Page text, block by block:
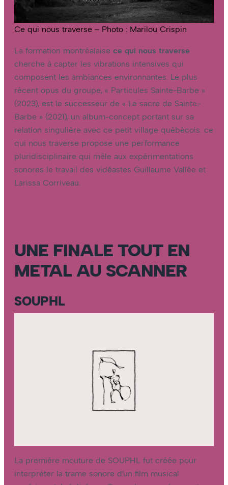
Ce qui nous traverse – Photo : Marilou Crispin
La formation montréalaise ce qui nous traverse
cherche à capter les vibrations intensives qui
composent les ambiances environnantes. Le plus
récent opus du groupe, « Particules Sainte-Barbe »
(2023), est le successeur de « Le sacre de Sainte-
Barbe » (2021), un album-concept portant sur sa
relation singulière avec ce petit village québécois. ce
qui nous traverse propose une performance
pluridisciplinaire qui mêle aux expérimentations
sonores le travail des vidéastes Guillaume Vallée et
Larissa Corriveau.
UNE FINALE TOUT EN
METAL AU SCANNER
SOUPHL
La première mouture de SOUPHL fut créée pour
interpréter la trame sonore d’un film musical